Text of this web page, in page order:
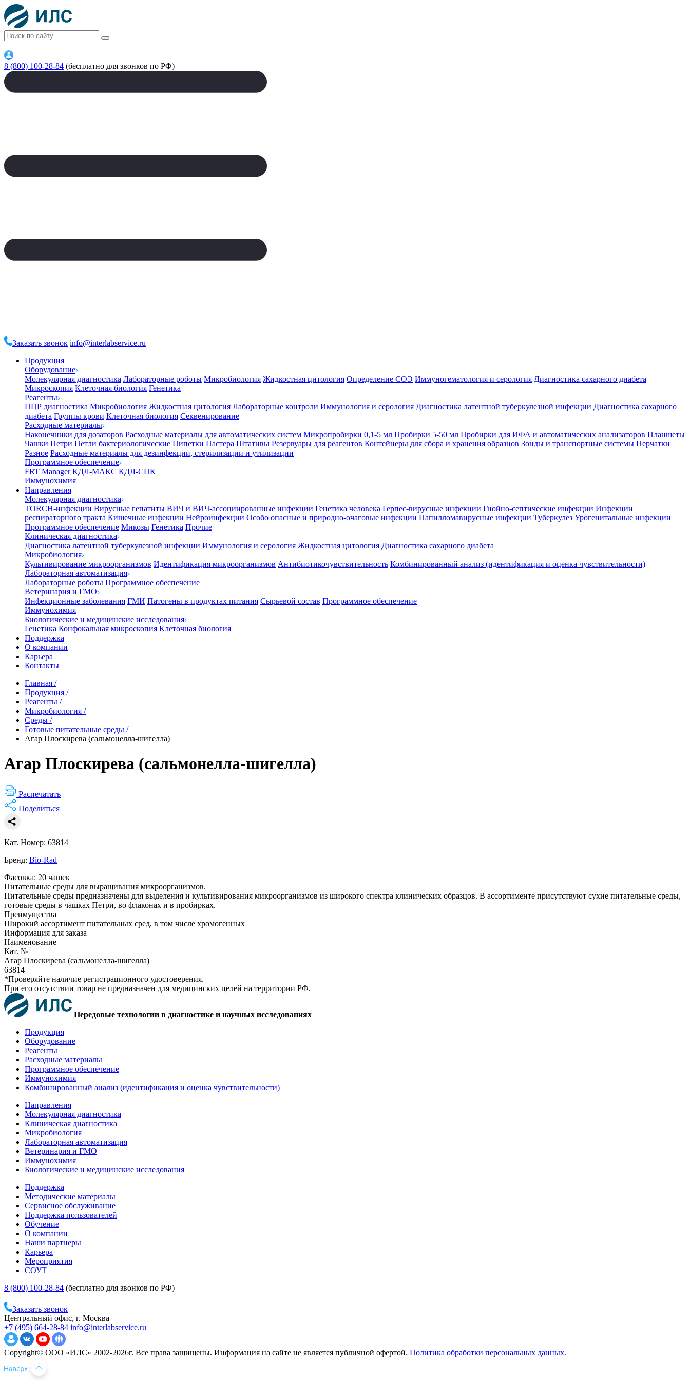
8 (800) 100-28-84 (бесплатно для звонков по РФ)
Заказать звонок info@interlabservice.ru
Продукция
Оборудование
Молекулярная диагностика Лабораторные роботы Микробиология Жидкостная цитология Определение СОЭ Иммуногематология и серология Диагностика сахарного диабета
Микроскопия Клеточная биология Генетика
Реагенты
ПЦР диагностика Микробиология Жидкостная цитология Лабораторные контроли Иммунология и серология Диагностика латентной туберкулезной инфекции Диагностика сахарного
диабета Группы крови Клеточная биология Секвенирование
Расходные материалы
Наконечники для дозаторов Расходные материалы для автоматических систем Микропробирки 0,1-5 мл Пробирки 5-50 мл Пробирки для ИФА и автоматических анализаторов Планшеты
Чашки Петри Петли бактериологические Пипетки Пастера Штативы Резервуары для реагентов Контейнеры для сбора и хранения образцов Зонды и транспортные системы Перчатки
Разное Расходные материалы для дезинфекции, стерилизации и утилизации
Программное обеспечение
FRT Manager КДЛ-МАКС КДЛ-СПК
Иммунохимия
Направления
Молекулярная диагностика
TORCH-инфекции Вирусные гепатиты ВИЧ и ВИЧ-ассоциированные инфекции Генетика человека Герпес-вирусные инфекции Гнойно-септические инфекции Инфекции
респираторного тракта Кишечные инфекции Нейроинфекции Особо опасные и природно-очаговые инфекции Папилломавирусные инфекции Туберкулез Урогенитальные инфекции
Программное обеспечение Микозы Генетика Прочие
Клиническая диагностика
Диагностика латентной туберкулезной инфекции Иммунология и серология Жидкостная цитология Диагностика сахарного диабета
Микробиология
Культивирование микроорганизмов Идентификация микроорганизмов Антибиотикочувствительность Комбинированный анализ (идентификация и оценка чувствительности)
Лабораторная автоматизация
Лабораторные роботы Программное обеспечение
Ветеринария и ГМО
Инфекционные заболевания ГМИ Патогены в продуктах питания Сырьевой состав Программное обеспечение
Иммунохимия
Биологические и медицинские исследования
Генетика Конфокальная микроскопия Клеточная биология
Поддержка
О компании
Карьера
Контакты
Главная /
Продукция /
Реагенты /
Микробиология /
Среды /
Готовые питательные среды /
Агар Плоскирева (сальмонелла-шигелла)
Агар Плоскирева (сальмонелла-шигелла)
Распечатать
Поделиться
Кат. Номер: 63814
Бренд: Bio-Rad
Фасовка: 20 чашек
Питательные среды для выращивания микроорганизмов.
Питательные среды предназначены для выделения и культивирования микроорганизмов из широкого спектра клинических образцов. В ассортименте присутствуют сухие питательные среды,
готовые среды в чашках Петри, во флаконах и в пробирках.
Преимущества
Широкий ассортимент питательных сред, в том числе хромогенных
Информация для заказа
Наименование
Кат. №
Агар Плоскирева (сальмонелла-шигелла)
63814
*Проверяйте наличие регистрационного удостоверения.
При его отсутствии товар не предназначен для медицинских целей на территории РФ.
Передовые технологии в диагностике и научных исследованиях
Продукция
Оборудование
Реагенты
Расходные материалы
Программное обеспечение
Иммунохимия
Комбинированный анализ (идентификация и оценка чувствительности)
Направления
Молекулярная диагностика
Клиническая диагностика
Микробиология
Лабораторная автоматизация
Ветеринария и ГМО
Иммунохимия
Биологические и медицинские исследования
Поддержка
Методические материалы
Сервисное обслуживание
Поддержка пользователей
Обучение
О компании
Наши партнеры
Карьера
Мероприятия
СОУТ
8 (800) 100-28-84 (бесплатно для звонков по РФ)
Заказать звонок
Центральный офис, г. Москва
+7 (495) 664-28-84 info@interlabservice.ru
Copyright© ООО «ИЛС» 2002-2026г. Все права защищены. Информация на сайте не является публичной офертой. Политика обработки персональных данных.